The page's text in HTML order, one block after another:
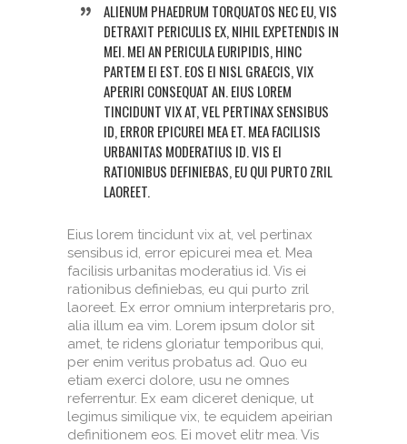
ALIENUM PHAEDRUM TORQUATOS NEC EU, VIS
DETRAXIT PERICULIS EX, NIHIL EXPETENDIS IN
MEI. MEI AN PERICULA EURIPIDIS, HINC
PARTEM EI EST. EOS EI NISL GRAECIS, VIX
APERIRI CONSEQUAT AN. EIUS LOREM
TINCIDUNT VIX AT, VEL PERTINAX SENSIBUS
ID, ERROR EPICUREI MEA ET. MEA FACILISIS
URBANITAS MODERATIUS ID. VIS EI
RATIONIBUS DEFINIEBAS, EU QUI PURTO ZRIL
LAOREET.
Eius lorem tincidunt vix at, vel pertinax
sensibus id, error epicurei mea et. Mea
facilisis urbanitas moderatius id. Vis ei
rationibus definiebas, eu qui purto zril
laoreet. Ex error omnium interpretaris pro,
alia illum ea vim. Lorem ipsum dolor sit
amet, te ridens gloriatur temporibus qui,
per enim veritus probatus ad. Quo eu
etiam exerci dolore, usu ne omnes
referrentur. Ex eam diceret denique, ut
legimus similique vix, te equidem apeirian
definitionem eos. Ei movet elitr mea. Vis